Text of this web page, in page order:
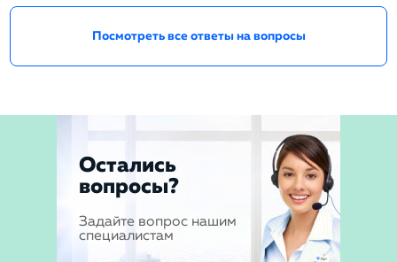
Посмотреть все ответы на вопросы
Остались
вопросы?
Задайте вопрос нашим
специалистам